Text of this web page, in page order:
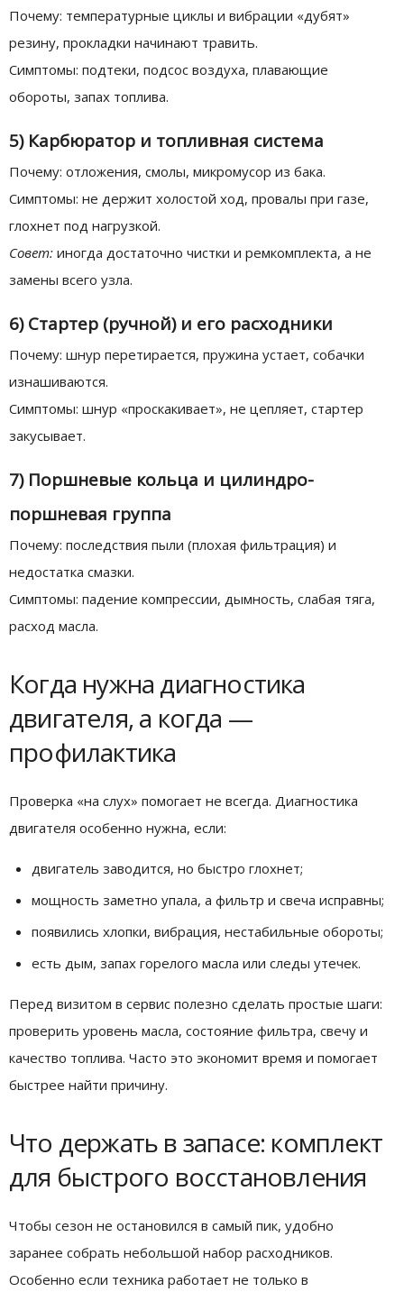
Почему: температурные циклы и вибрации «дубят»
резину, прокладки начинают травить.
Симптомы: подтеки, подсос воздуха, плавающие
обороты, запах топлива.
5) Карбюратор и топливная система
Почему: отложения, смолы, микромусор из бака.
Симптомы: не держит холостой ход, провалы при газе,
глохнет под нагрузкой.
Совет: иногда достаточно чистки и ремкомплекта, а не
замены всего узла.
6) Стартер (ручной) и его расходники
Почему: шнур перетирается, пружина устает, собачки
изнашиваются.
Симптомы: шнур «проскакивает», не цепляет, стартер
закусывает.
7) Поршневые кольца и цилиндро-
поршневая группа
Почему: последствия пыли (плохая фильтрация) и
недостатка смазки.
Симптомы: падение компрессии, дымность, слабая тяга,
расход масла.
Когда нужна диагностика
двигателя, а когда —
профилактика
Проверка «на слух» помогает не всегда. Диагностика
двигателя особенно нужна, если:
двигатель заводится, но быстро глохнет;
мощность заметно упала, а фильтр и свеча исправны;
появились хлопки, вибрация, нестабильные обороты;
есть дым, запах горелого масла или следы утечек.
Перед визитом в сервис полезно сделать простые шаги:
проверить уровень масла, состояние фильтра, свечу и
качество топлива. Часто это экономит время и помогает
быстрее найти причину.
Что держать в запасе: комплект
для быстрого восстановления
Чтобы сезон не остановился в самый пик, удобно
заранее собрать небольшой набор расходников.
Особенно если техника работает не только в